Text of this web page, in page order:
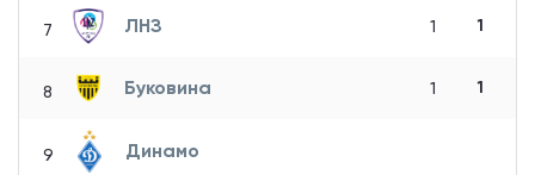
7 ЛНЗ 1 1
8 Буковина 1 1
9 Динамо